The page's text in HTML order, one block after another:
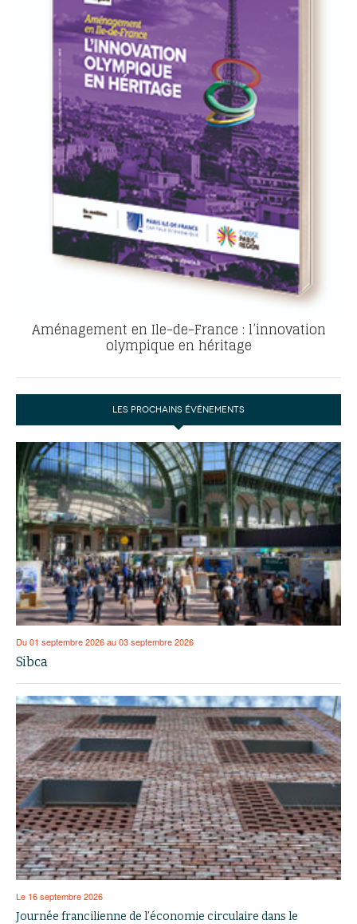
Aménagement en Ile-de-France : l’innovation
olympique en héritage
LES PROCHAINS ÉVÉNEMENTS
Du 01 septembre 2026 au 03 septembre 2026
Sibca
Le 16 septembre 2026
Journée francilienne de l’économie circulaire dans le